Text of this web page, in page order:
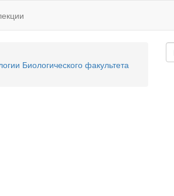
Биологического факультета